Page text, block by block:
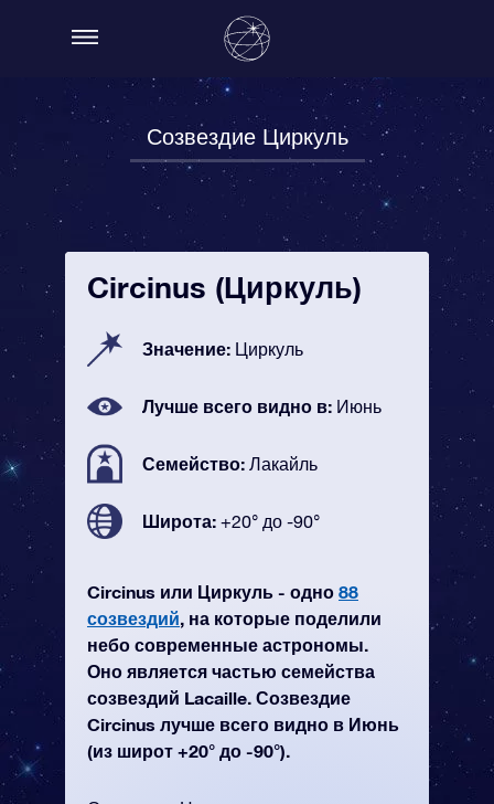
Созвездие Циркуль
Circinus (Циркуль)
Значение: Циркуль
Лучше всего видно в: Июнь
Семейство: Лакайль
Широта: +20° до -90°
Circinus или Циркуль - одно 88
созвездий, на которые поделили
небо современные астрономы.
Оно является частью семейства
созвездий Lacaille. Созвездие
Circinus лучше всего видно в Июнь
(из широт +20° до -90°).